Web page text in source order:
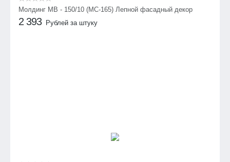
Молдинг МВ - 150/10 (МС-165) Лепной фасадный декор
2 393 Рублей за штуку